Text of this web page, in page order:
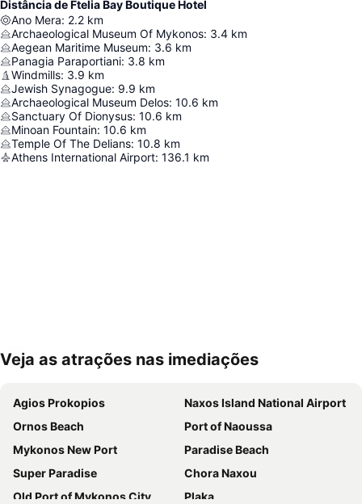
Distância de Ftelia Bay Boutique Hotel
Ano Mera: 2.2 km
Archaeological Museum Of Mykonos: 3.4 km
Aegean Maritime Museum: 3.6 km
Panagia Paraportiani: 3.8 km
Windmills: 3.9 km
Jewish Synagogue: 9.9 km
Archaeological Museum Delos: 10.6 km
Sanctuary Of Dionysus: 10.6 km
Minoan Fountain: 10.6 km
Temple Of The Delians: 10.8 km
Athens International Airport: 136.1 km
Ampliar mapa
Veja as atrações nas imediações
Agios Prokopios
Naxos Island National Airport
Ornos Beach
Port of Naoussa
Mykonos New Port
Paradise Beach
Super Paradise
Chora Naxou
Old Port of Mykonos City
Plaka